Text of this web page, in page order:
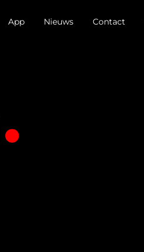
App Nieuws Contact
.